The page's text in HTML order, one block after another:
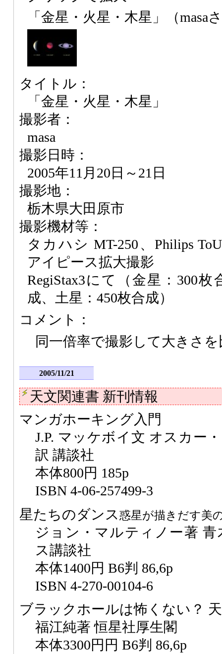
「金星・火星・木星」（masa
タイトル：
「金星・火星・木星」
撮影者：
masa
撮影日時：
2005年11月20日～21日
撮影地：
栃木県大田原市
撮影機材等：
タカハシ MT-250、Philips
アイピース拡大撮影
RegiStax3にて（金星：300
成、土星：450枚合成）
コメント：
同一倍率で撮影して大きさ
2005/11/21
天文関連書 新刊情報
マンガホーキング入門
J.P. マッケボイ文 オスカー
訳 講談社
本体800円 185p
ISBN 4-06-257499-3
星たちのダンス惑星が描きだす美
ジョン・マルティノー著
ス講談社
本体1400円 B6判 86,6p
ISBN 4-270-00104-6
ブラックホールは怖くない？
福江純著 恒星社厚生閣
本体3300円円 B6判 86,6p